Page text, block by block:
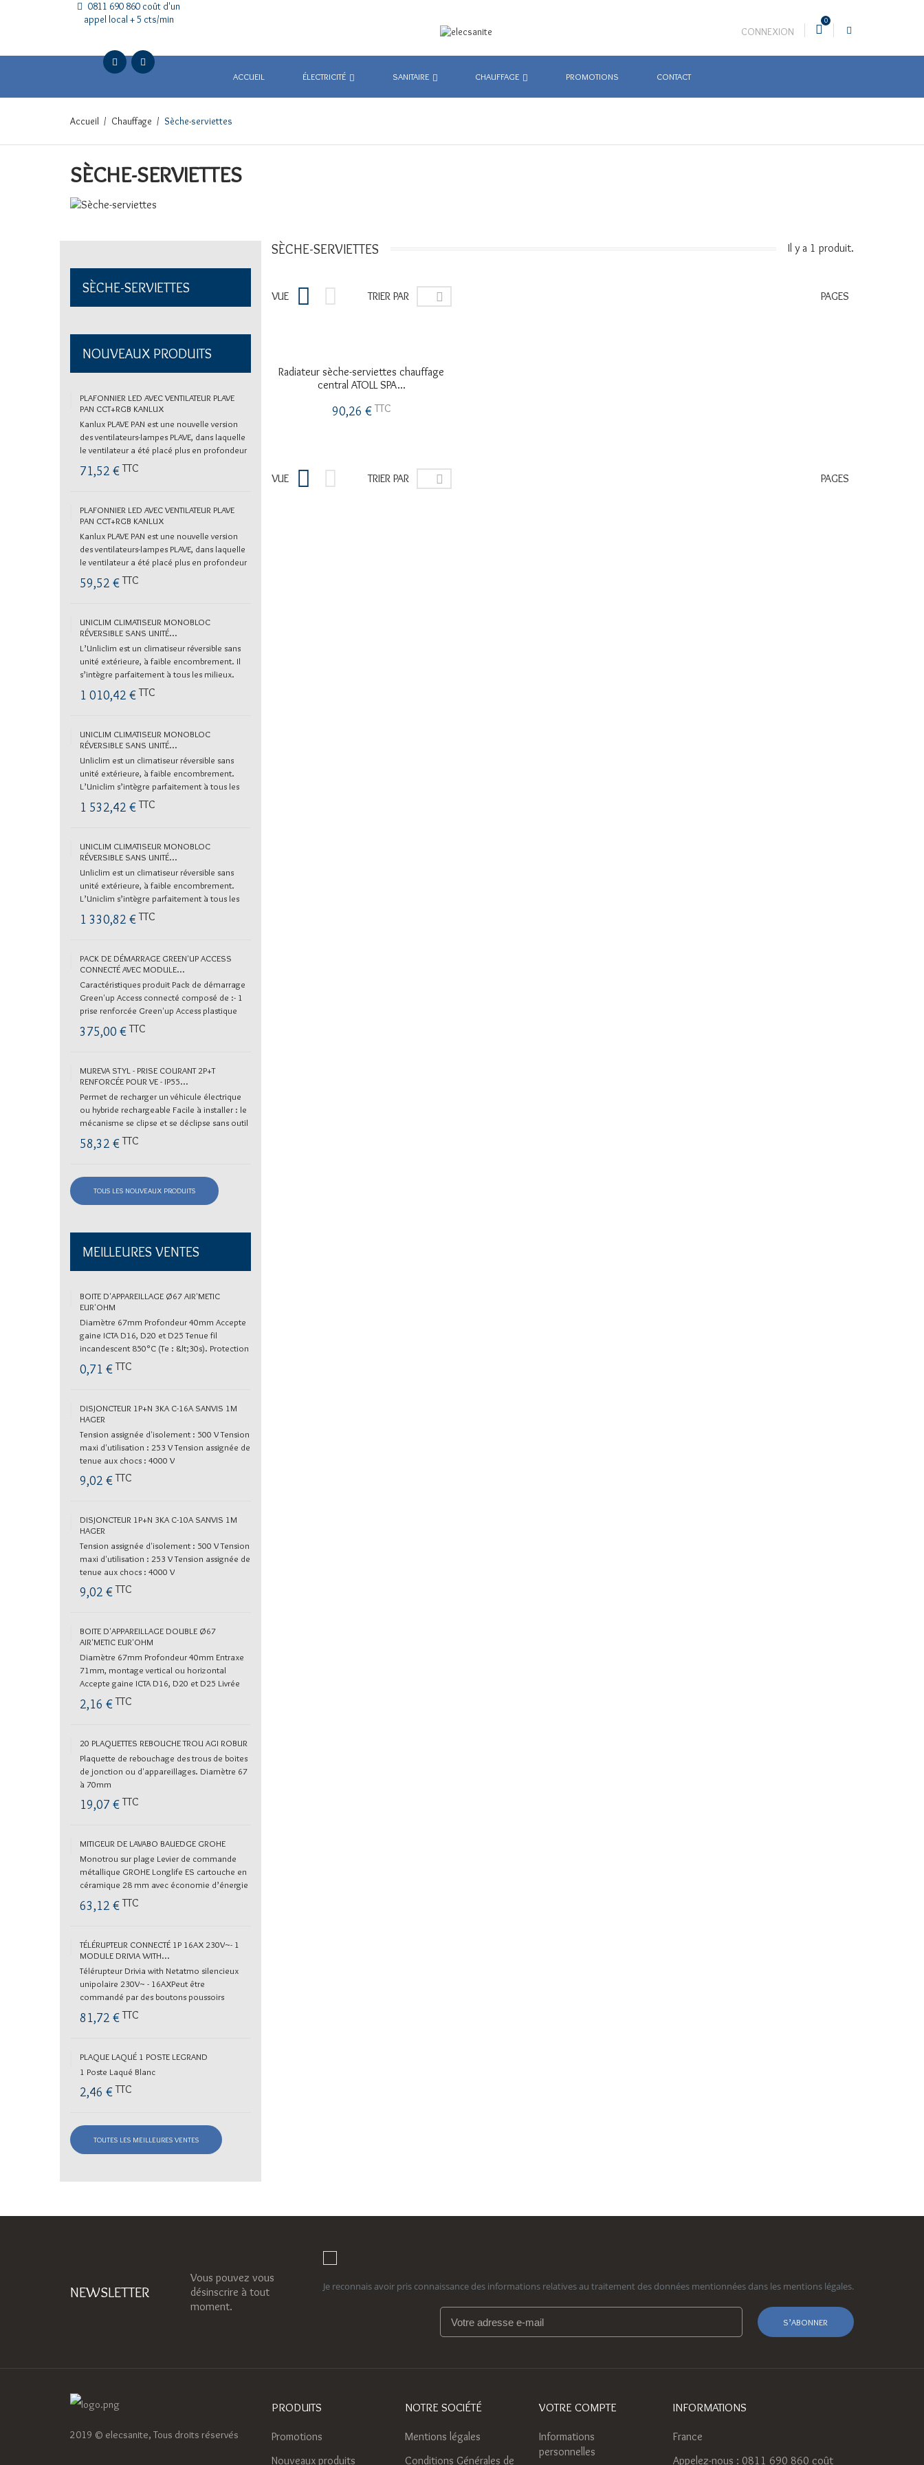
CONNEXION
0811 690 860 coût d'un
appel local + 5 cts/min
0
ACCUEIL ÉLECTRICITÉ SANITAIRE CHAUFFAGE PROMOTIONS CONTACT
Accueil Chauffage Sèche-serviettes
SÈCHE-SERVIETTES
SÈCHE-SERVIETTES
NOUVEAUX PRODUITS
PLAFONNIER LED AVEC VENTILATEUR PLAVE
PAN CCT+RGB KANLUX
Kanlux PLAVE PAN est une nouvelle version
des ventilateurs-lampes PLAVE, dans laquelle
le ventilateur a été placé plus en profondeur
71,52 €TTC
PLAFONNIER LED AVEC VENTILATEUR PLAVE
PAN CCT+RGB KANLUX
Kanlux PLAVE PAN est une nouvelle version
des ventilateurs-lampes PLAVE, dans laquelle
le ventilateur a été placé plus en profondeur
59,52 €TTC
UNICLIM CLIMATISEUR MONOBLOC
RÉVERSIBLE SANS UNITÉ...
L’Unliclim est un climatiseur réversible sans
unité extérieure, à faible encombrement. Il
s’intègre parfaitement à tous les milieux.
1 010,42 €TTC
UNICLIM CLIMATISEUR MONOBLOC
RÉVERSIBLE SANS UNITÉ...
Unliclim est un climatiseur réversible sans
unité extérieure, à faible encombrement.
L’Uniclim s’intègre parfaitement à tous les
1 532,42 €TTC
UNICLIM CLIMATISEUR MONOBLOC
RÉVERSIBLE SANS UNITÉ...
Unliclim est un climatiseur réversible sans
unité extérieure, à faible encombrement.
L’Uniclim s’intègre parfaitement à tous les
1 330,82 €TTC
PACK DE DÉMARRAGE GREEN'UP ACCESS
CONNECTÉ AVEC MODULE...
Caractéristiques produit Pack de démarrage
Green'up Access connecté composé de :- 1
prise renforcée Green'up Access plastique
(pour installation...
375,00 €TTC
MUREVA STYL - PRISE COURANT 2P+T
RENFORCÉE POUR VE - IP55...
Permet de recharger un véhicule électrique
ou hybride rechargeable Facile à installer : le
mécanisme se clipse et se déclipse sans outil
58,32 €TTC
TOUS LES NOUVEAUX PRODUITS
MEILLEURES VENTES
BOITE D'APPAREILLAGE Ø67 AIR'METIC
EUR'OHM
Diamètre 67mm Profondeur 40mm Accepte
gaine ICTA D16, D20 et D25 Tenue fil
incandescent 850°C (Te : &lt;30s). Protection
contre les corps solides...
0,71 €TTC
DISJONCTEUR 1P+N 3KA C-16A SANVIS 1M
HAGER
Tension assignée d'isolement : 500 V Tension
maxi d'utilisation : 253 V Tension assignée de
tenue aux chocs : 4000 V
9,02 €TTC
DISJONCTEUR 1P+N 3KA C-10A SANVIS 1M
HAGER
Tension assignée d'isolement : 500 V Tension
maxi d'utilisation : 253 V Tension assignée de
tenue aux chocs : 4000 V
9,02 €TTC
BOITE D'APPAREILLAGE DOUBLE Ø67
AIR'METIC EUR'OHM
Diamètre 67mm Profondeur 40mm Entraxe
71mm, montage vertical ou horizontal
Accepte gaine ICTA D16, D20 et D25 Livrée
avec 1 cloison de séparation...
2,16 €TTC
20 PLAQUETTES REBOUCHE TROU AGI ROBUR
Plaquette de rebouchage des trous de boites
de jonction ou d'appareillages. Diamètre 67
à 70mm
19,07 €TTC
MITIGEUR DE LAVABO BAUEDGE GROHE
Monotrou sur plage Levier de commande
métallique GROHE Longlife ES cartouche en
céramique 28 mm avec économie d’énergie
ouverture eau froide au...
63,12 €TTC
TÉLÉRUPTEUR CONNECTÉ 1P 16AX 230V~- 1
MODULE DRIVIA WITH...
Télérupteur Drivia with Netatmo silencieux
unipolaire 230V~ - 16AXPeut être
commandé par des boutons poussoirs
standards filaires et/ou être...
81,72 €TTC
PLAQUE LAQUÉ 1 POSTE LEGRAND
1 Poste Laqué Blanc
2,46 €TTC
TOUTES LES MEILLEURES VENTES
SÈCHE-SERVIETTES Il y a 1 produit.
VUE   TRIER PAR  PAGES
Radiateur sèche-serviettes chauffage
central ATOLL SPA...
90,26 €TTC
VUE   TRIER PAR  PAGES
NEWSLETTER
Vous pouvez vous
désinscrire à tout
moment.
Je reconnais avoir pris connaissance des informations relatives au traitement des données mentionnées dans les mentions légales.
S’ABONNER
2019 © elecsanite, Tous droits réservés
PRODUITS
Promotions
Nouveaux produits
NOTRE SOCIÉTÉ
Mentions légales
Conditions Générales de
VOTRE COMPTE
Informations
personnelles
INFORMATIONS
France
Appelez-nous : 0811 690 860 coût